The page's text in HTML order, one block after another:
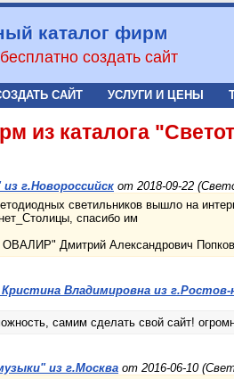
каталог фирм
создать сайт
САЙТ УСЛУГИ И ЦЕНЫ
из каталога
г.Новороссийск от 2018-09-22
светильников вышло на
спасибо им
Дмитрий Александрович
Владимировна из г.Ростов-
самим сделать свой сайт!
из г.Москва от 2016-06-10